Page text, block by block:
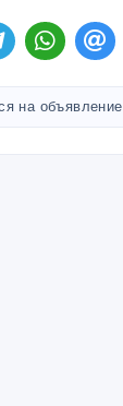
на объявление